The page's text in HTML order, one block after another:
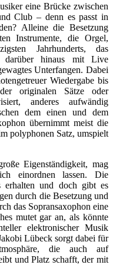
eine Brücke zwischen
Club – denn es passt in
Alleine die Besetzung
Instrumente, die Orgel,
Jahrhunderts, das
darüber hinaus mit Live
Unterfangen. Dabei
Wiedergabe bis
originalen Sätze oder
anderes aufwändig
dem einen und dem
übernimmt meist die
polyphonen Satz, umspielt
Eigenständigkeit, mag
einordnen lassen. Die
erhalten und doch gibt es
durch die Besetzung und
das Sopransaxophon eine
mutet gar an, als könnte
elektronischer Musik
Lübeck sorgt dabei für
die auch auf
und Platz schafft, der mit